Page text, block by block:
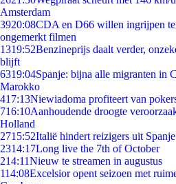
Amsterdam
3920:08CDA en D66 willen ingrijpen
ongemerkt filmen
1319:52Benzineprijs daalt verder,
blijft
6319:04Spanje: bijna alle migranten in
Marokko
417:13Niewiadoma profiteert van
716:10Aanhoudende droogte
Holland
2715:52Italië hindert reizigers uit
2314:17Long live the 7th of October
214:11Nieuw te streamen in augustus
114:08Excelsior opent seizoen met